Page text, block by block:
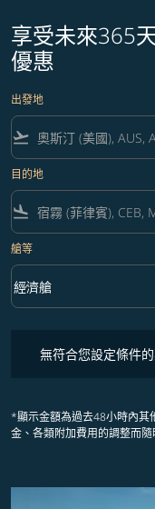
享受未來365
優惠
出發地
flight_takeoff
目的地
flight_land
艙等
艙等 option 經濟艙
經濟艙
keyboard_arrow_down
無符合您設定條件
*顯示金額為過去48小時內其
金、各類附加費用的調整而隨